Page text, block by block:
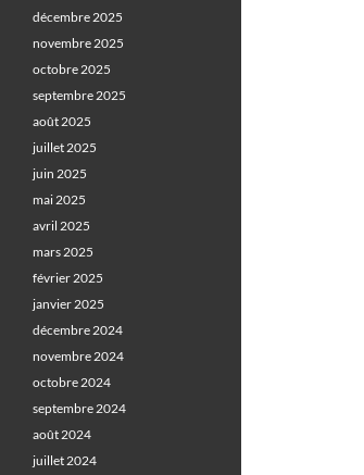
décembre 2025
novembre 2025
octobre 2025
septembre 2025
août 2025
juillet 2025
juin 2025
mai 2025
avril 2025
mars 2025
février 2025
janvier 2025
décembre 2024
novembre 2024
octobre 2024
septembre 2024
août 2024
juillet 2024